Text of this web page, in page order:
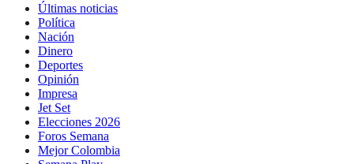
Últimas noticias
Política
Nación
Dinero
Deportes
Opinión
Impresa
Jet Set
Elecciones 2026
Foros Semana
Mejor Colombia